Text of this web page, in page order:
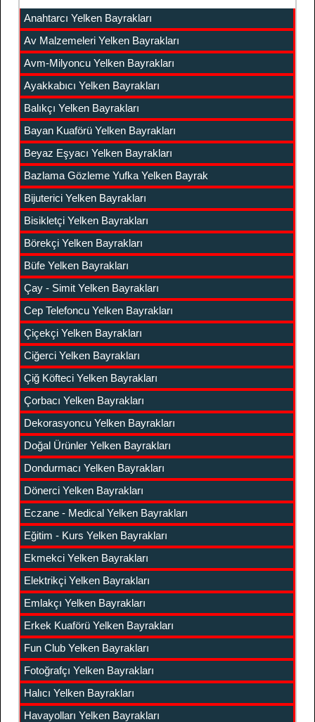
Anahtarcı Yelken Bayrakları
Av Malzemeleri Yelken Bayrakları
Avm-Milyoncu Yelken Bayrakları
Ayakkabıcı Yelken Bayrakları
Balıkçı Yelken Bayrakları
Bayan Kuaförü Yelken Bayrakları
Beyaz Eşyacı Yelken Bayrakları
Bazlama Gözleme Yufka Yelken Bayrak
Bijuterici Yelken Bayrakları
Bisikletçi Yelken Bayrakları
Börekçi Yelken Bayrakları
Büfe Yelken Bayrakları
Çay - Simit Yelken Bayrakları
Cep Telefoncu Yelken Bayrakları
Çiçekçi Yelken Bayrakları
Ciğerci Yelken Bayrakları
Çiğ Köfteci Yelken Bayrakları
Çorbacı Yelken Bayrakları
Dekorasyoncu Yelken Bayrakları
Doğal Ürünler Yelken Bayrakları
Dondurmacı Yelken Bayrakları
Dönerci Yelken Bayrakları
Eczane - Medical Yelken Bayrakları
Eğitim - Kurs Yelken Bayrakları
Ekmekci Yelken Bayrakları
Elektrikçi Yelken Bayrakları
Emlakçı Yelken Bayrakları
Erkek Kuaförü Yelken Bayrakları
Fun Club Yelken Bayrakları
Fotoğrafçı Yelken Bayrakları
Halıcı Yelken Bayrakları
Havayolları Yelken Bayrakları